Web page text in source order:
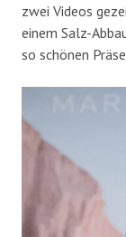
zwei Videos
einem Salz-
so schönen